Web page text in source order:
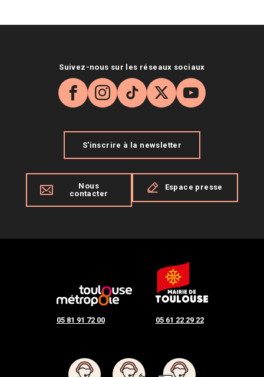
05 81 91 72 00 05 61 22 29 22
Suivez-nous sur les réseaux sociaux
Facebook
Instagram
TikTok
X YouTube
S'inscrire à la newsletter
Nous
contacter
Espace presse